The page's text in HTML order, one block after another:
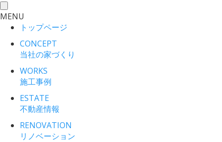
toggle
navigation
MENU
トップページ
CONCEPT
当社の家づくり
WORKS
施工事例
ESTATE
不動産情報
RENOVATION
リノベーション